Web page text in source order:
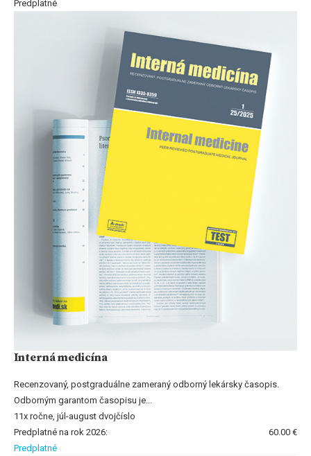
Predplatné
Interná medicína
Recenzovaný, postgraduálne zameraný odborný lekársky časopis.
Odborným garantom časopisu je...
11x ročne, júl-august dvojčíslo
Predplatné na rok 2026:
60.00 €
Predplatné